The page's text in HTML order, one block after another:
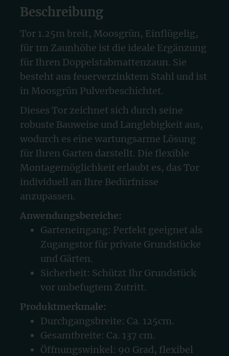
Beschreibung
Tor 1.25m breit, Moosgrün, Einflügelig,
für 1m Zaunhöhe ist die ideale Ergänzung
für Ihren Doppelstabmattenzaun. Sie
besteht aus feuerverzinktem Stahl und ist
in Moosgrün Pulverbeschichtet.
Dieses Tor zeichnet sich durch seine
robuste Bauweise und Langlebigkeit aus,
wodurch es eine wartungsarme Lösung
für Ihren Garten darstellt. Die flexible
Montagemöglichkeit erlaubt es, das Tor
individuell an Ihre Bedürfnisse
anzupassen.
Anwendungsbereiche:
Garteneingang: Perfekt geeignet als
Zugangstor für private Grundstücke
und Gärten.
Sicherheit: Schützt Ihr Grundstück
vor unbefugtem Zutritt.
Produktmerkmale:
Durchgangsbreite: Ca. 125cm.
Gesamtbreite: Ca. 137 cm.
Öffnungswinkel: 90 Grad, flexibel